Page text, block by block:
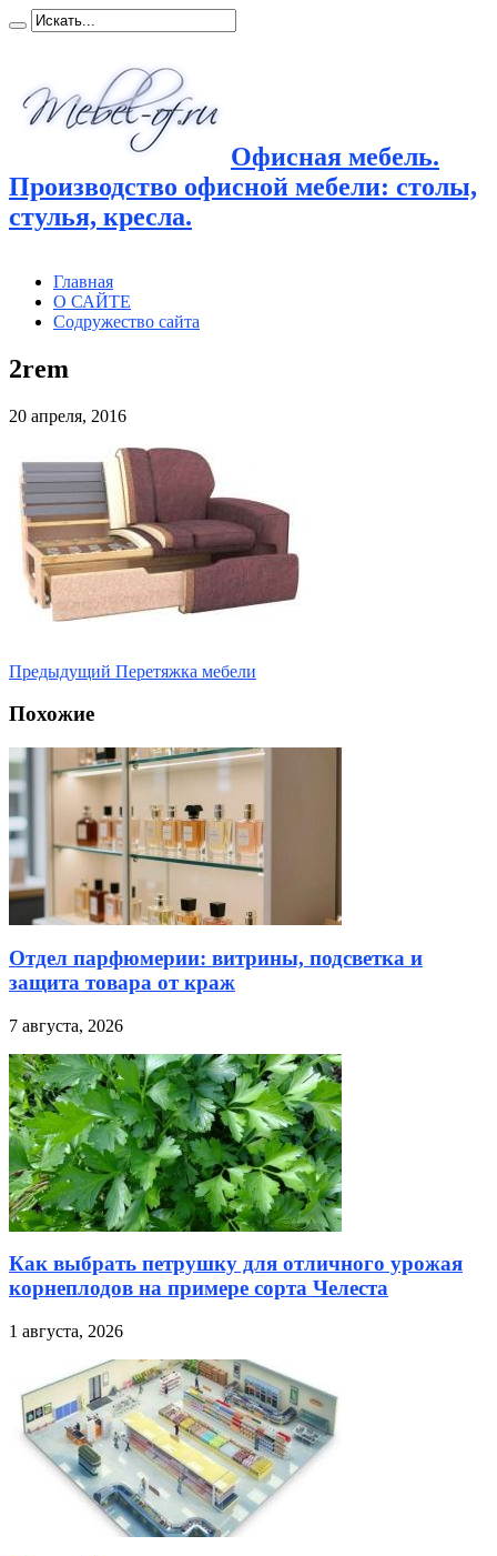
Офисная мебель.
Производство офисной мебели: столы,
стулья, кресла.
Главная
О САЙТЕ
Содружество сайта
2rem
20 апреля, 2016
Предыдущий Перетяжка мебели
Похожие
Отдел парфюмерии: витрины, подсветка и
защита товара от краж
7 августа, 2026
Как выбрать петрушку для отличного урожая
корнеплодов на примере сорта Челеста
1 августа, 2026